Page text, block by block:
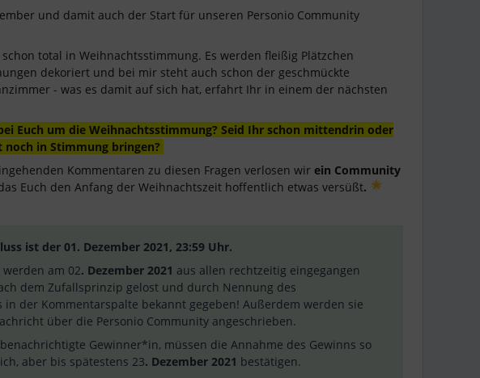
und damit auch der Start für unseren Personio Community
total in Weihnachtsstimmung. Es werden fleißig Plätzchen
dekoriert und bei mir steht auch schon der geschmückte
- was es damit auf sich hat, erfahrt Ihr in einem der nächsten
Euch um die Weihnachtsstimmung? Seid Ihr schon mittendrin oder
noch in Stimmung bringen?
Kommentaren zu diesen Fragen verlosen wir ein Community
Euch den Anfang der Weihnachtszeit hoffentlich etwas versüßt.
ist der 01. Dezember 2021, 23:59 Uhr.
am 02. Dezember 2021 aus allen rechtzeitig eingegangen
dem Zufallsprinzip gelost und durch Nennung des
in der Kommentarspalte bekannt gegeben! Außerdem werden sie
über die Personio Community angeschrieben.
Gewinner*in, müssen die Annahme des Gewinns so
aber bis spätestens 23. Dezember 2021 bestätigen.